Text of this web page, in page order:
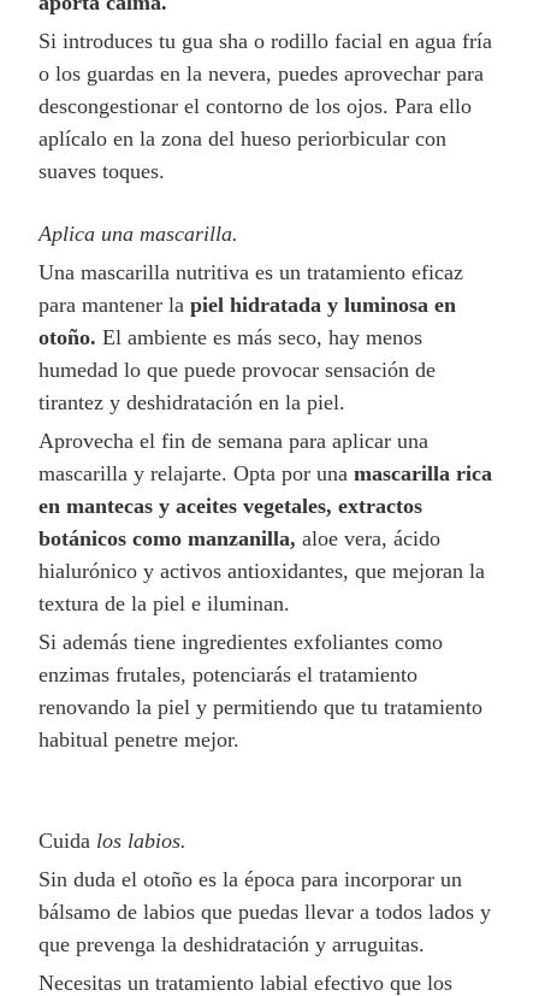
Si introduces tu gua sha o rodillo facial en agua fría
o los guardas en la nevera, puedes aprovechar para
descongestionar el contorno de los ojos. Para ello
aplícalo en la zona del hueso periorbicular con
suaves toques.
Aplica una mascarilla.
Una mascarilla nutritiva es un tratamiento eficaz
para mantener lapiel hidratada y luminosa en
otoño. El ambiente es más seco, hay menos
humedad lo que puede provocar sensación de
tirantez y deshidratación en la piel.
Aprovecha el fin de semana para aplicar una
mascarilla y relajarte. Opta por una mascarilla rica
en mantecas y aceites vegetales, extractos
botánicos como manzanilla, aloe vera, ácido
hialurónico y activos antioxidantes, que mejoran la
textura de la piel e iluminan.
Si además tiene ingredientes exfoliantes como
enzimas frutales, potenciarás el tratamiento
renovando la piel y permitiendo que tu tratamiento
habitual penetre mejor.
Cuida los labios.
Sin duda el otoño es la época para incorporar un
bálsamo de labios que puedas llevar a todos lados y
que prevenga la deshidratación y arruguitas.
Necesitas un tratamiento labial efectivo que los